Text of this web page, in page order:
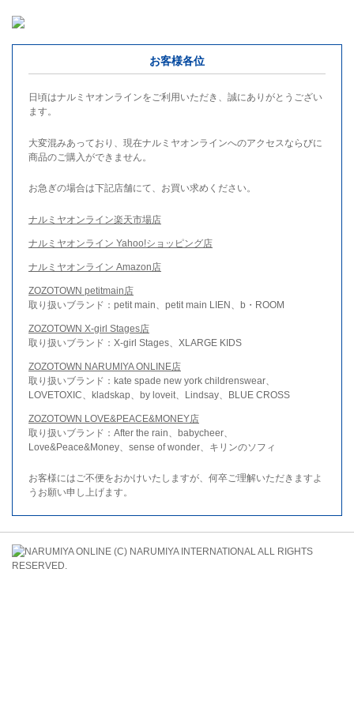
お客様各位
日頃はナルミヤオンラインをご利用いただき、誠にありがとうござい
ます。
大変混みあっており、現在ナルミヤオンラインへのアクセスならびに
商品のご購入ができません。
お急ぎの場合は下記店舗にて、お買い求めください。
ナルミヤオンライン楽天市場店
ナルミヤオンライン Yahoo!ショッピング店
ナルミヤオンライン Amazon店
ZOZOTOWN petitmain店
取り扱いブランド：petit main、petit main LIEN、b・ROOM
ZOZOTOWN X-girl Stages店
取り扱いブランド：X-girl Stages、XLARGE KIDS
ZOZOTOWN NARUMIYA ONLINE店
取り扱いブランド：kate spade new york childrenswear、
LOVETOXIC、kladskap、by loveit、Lindsay、BLUE CROSS
ZOZOTOWN LOVE&PEACE&MONEY店
取り扱いブランド：After the rain、babycheer、
Love&Peace&Money、sense of wonder、キリンのソフィ
お客様にはご不便をおかけいたしますが、何卒ご理解いただきますよ
うお願い申し上げます。